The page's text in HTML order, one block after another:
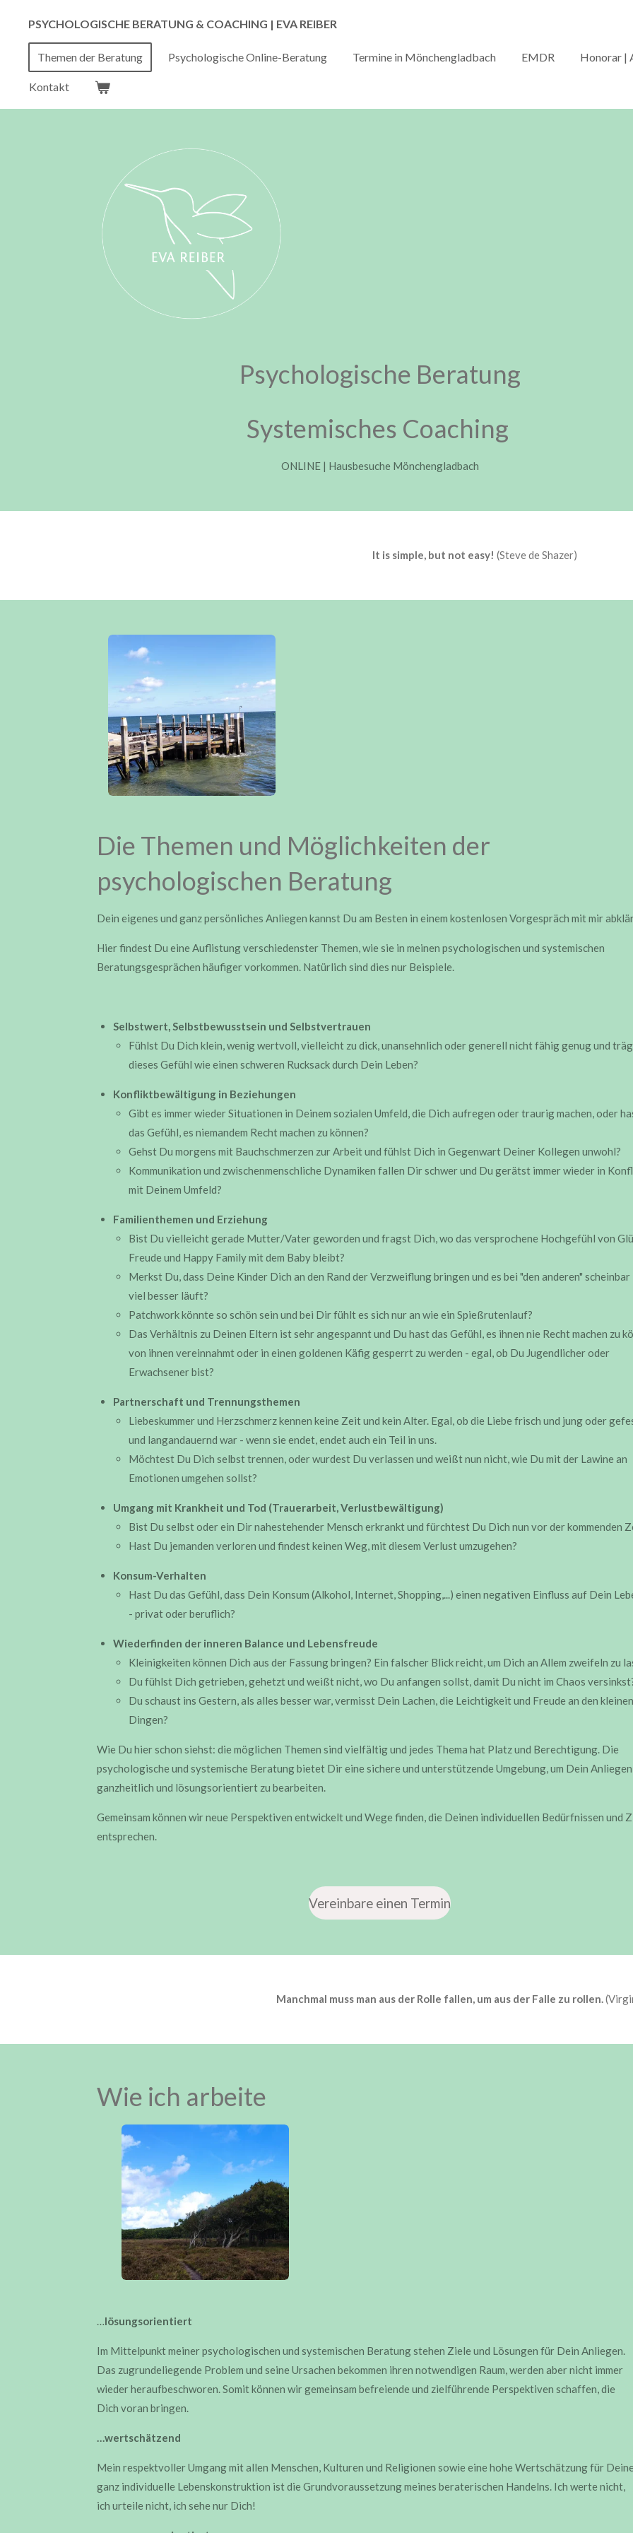
springen
PSYCHOLOGISCHE BERATUNG & COACHING | EVA REIBER
Themen der Beratung Psychologische Online-Beratung Termine in Mönchengladbach EMDR Honorar |
Kontakt
Psychologische Beratung
Systemisches Coaching
ONLINE | Hausbesuche Mönchengladbach
It is simple, but not easy! (Steve de Shazer)
Die Themen und Möglichkeiten der
psychologischen Beratung
Dein eigenes und ganz persönliches Anliegen kannst Du am Besten in einem kostenlosen Vorgespräch mit mir
Hier findest Du eine Auflistungverschiedenster Themen, wie sie in meinen psychologischen und systemischen
Beratungsgesprächen häufiger vorkommen. Natürlich sind dies nur Beispiele.
Selbstwert, Selbstbewusstsein und Selbstvertrauen
Fühlst Du Dich klein, wenig wertvoll, vielleicht zu dick, unansehnlich oder generell nicht fähig genug und
dieses Gefühl wie einen schweren Rucksack durch Dein Leben?
Konfliktbewältigung in Beziehungen
Gibt es immer wieder Situationen in Deinem sozialen Umfeld, die Dich aufregen oder traurig machen, oder
das Gefühl, es niemandem Recht machen zu können?
Gehst Du morgens mit Bauchschmerzen zur Arbeit und fühlst Dich in Gegenwart Deiner Kollegen unwohl?
Kommunikation und zwischenmenschliche Dynamiken fallen Dir schwer und Du gerätst immer wieder in
mit Deinem Umfeld?
Familienthemen und Erziehung
Bist Du vielleicht gerade Mutter/Vater geworden und fragst Dich, wo das versprochene Hochgefühl von
Freude und Happy Family mit dem Baby bleibt?
Merkst Du, dass Deine Kinder Dich an den Rand der Verzweiflung bringen und es bei "den anderen" scheinbar
viel besser läuft?
Patchwork könnte so schön sein und bei Dir fühlt es sich nur an wie ein Spießrutenlauf?
Das Verhältnis zu Deinen Eltern ist sehr angespannt und Du hast das Gefühl, es ihnen nie Recht machen zu
von ihnen vereinnahmt oder in einen goldenen Käfig gesperrt zu werden - egal, ob Du Jugendlicher oder
Erwachsener bist?
Partnerschaft und Trennungsthemen
Liebeskummer und Herzschmerz kennen keine Zeit und kein Alter. Egal, ob die Liebe frisch und jung oder
und langandauernd war - wenn sie endet, endet auch ein Teil in uns.
Möchtest Du Dich selbst trennen, oder wurdest Du verlassen und weißt nun nicht, wie Du mit der Lawine an
Emotionen umgehen sollst?
Umgang mit Krankheit und Tod (Trauerarbeit, Verlustbewältigung)
Bist Du selbst oder ein Dir nahestehender Mensch erkrankt und fürchtest Du Dich nun vor der kommenden
Hast Du jemanden verloren und findest keinen Weg, mit diesem Verlust umzugehen?
Konsum-Verhalten
Hast Du das Gefühl, dass Dein Konsum (Alkohol, Internet, Shopping,...) einen negativen Einfluss auf Dein
- privat oder beruflich?
Wiederfinden der inneren Balance und Lebensfreude
Kleinigkeiten können Dich aus der Fassung bringen? Ein falscher Blick reicht, um Dich an Allem zweifeln zu
Du fühlst Dich getrieben, gehetzt und weißt nicht, wo Du anfangen sollst, damit Du nicht im Chaos
Du schaust ins Gestern, als alles besser war, vermisst Dein Lachen, die Leichtigkeit und Freude an den kleinen
Dingen?
Wie Du hier schon siehst: die möglichen Themen sind vielfältig und jedes Thema hat Platz und Berechtigung. Die
psychologische und systemische Beratung bietet Dir eine sichere und unterstützende Umgebung, um Dein Anliegen
ganzheitlich und lösungsorientiert zu bearbeiten.
Gemeinsam können wir neue Perspektiven entwickelt und Wege finden, die Deinen individuellen Bedürfnissen und
entsprechen.
Vereinbare einen Termin
Manchmal muss man aus der Rolle fallen, um aus der Falle zu rollen.
Wie ich arbeite
lösungsorientiert
Im Mittelpunkt meiner psychologischen und systemischen Beratung stehen Ziele und Lösungen für Dein Anliegen.
Das zugrundeliegende Problem und seine Ursachen bekommen ihren notwendigen Raum, werden aber nicht immer
wieder heraufbeschworen. Somit können wir gemeinsam befreiende und zielführende Perspektiven schaffen, die
Dich voran bringen.
…wertschätzend
Mein respektvoller Umgang mit allen Menschen, Kulturen und Religionen sowie eine hohe Wertschätzung für
ganz individuelle Lebenskonstruktion ist die Grundvoraussetzung meines beraterischen Handelns. Ich werte nicht,
ich urteile nicht, ich sehe nur Dich!